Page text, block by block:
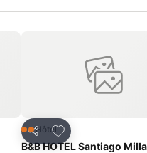
Partager
Ajouter à mes
2 Étoiles
Hôtel
B&B HOTEL Santiago